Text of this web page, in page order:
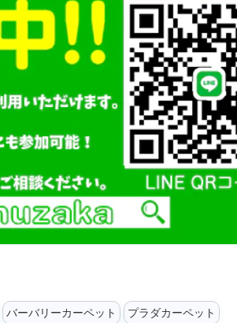
バーバリーカーペット
プラダカーペット